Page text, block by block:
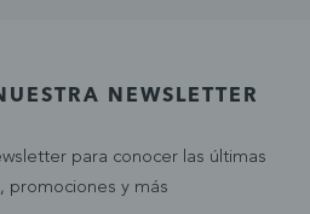
NEWSLETTER
para conocer las últimas
promociones y más